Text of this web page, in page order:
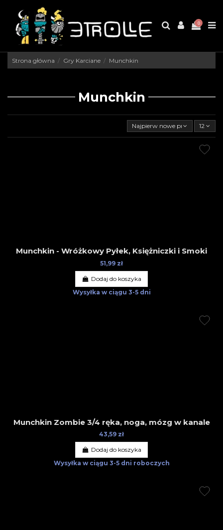
0
Strona główna Gry Karciane Munchkin
Munchkin
Najpierw nowe produkty12
Munchkin - Wróżkowy Pyłek, Księżniczki i Smoki
51,99 zł
Dodaj do koszyka
Wysyłka w ciągu 3-5 dni
Munchkin Zombie 3/4 ręka, noga, mózg w kanale
43,59 zł
Dodaj do koszyka
Wysyłka w ciągu 3-5 dni roboczych